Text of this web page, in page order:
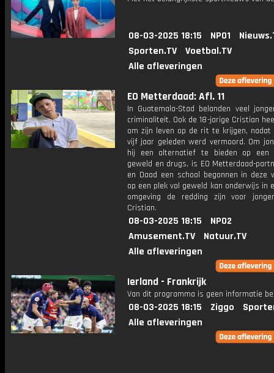
08-03-2025 18:15 NPO1
Sporten.TV
Voetbal.TV
Alle afleveringen
EO Metterdaad: Afl. 11
In Guatemala-Stad belanden veel
criminaliteit. Ook de 18-jarige Cristian
om zijn leven op de rit te krijgen, nadat
vijf jaar geleden werd vermoord. Om
hij een alternatief te bieden op een
geweld en drugs, is EO Metterdaad-
en Daad een school begonnen in deze
op een plek vol geweld kan onderwijs in
omgeving de redding zijn voor
Cristian.
08-03-2025 18:15
NPO2
Amusement.TV
Natuur.TV
Alle afleveringen
Ierland - Frankrijk
Van dit programma is geen informatie
08-03-2025 18:15 Ziggo
Alle afleveringen